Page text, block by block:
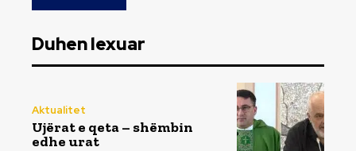
Duhen lexuar
Aktualitet
Ujërat e qeta – shëmbin
edhe urat